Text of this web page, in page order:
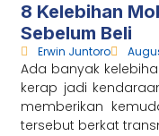
8 Kelebihan
Sebelum Beli
Erwin Juntoro
Ada banyak
kerap jadi
memberikan
tersebut berkat